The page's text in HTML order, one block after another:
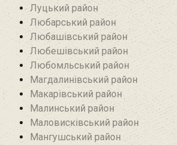
Луцький район
Любарський район‎
Любашівський район‎
Любешівський район
Любомльський район
Магдалинівський район
Макарівський район
Малинський район
Маловисківський район
Мангушський район